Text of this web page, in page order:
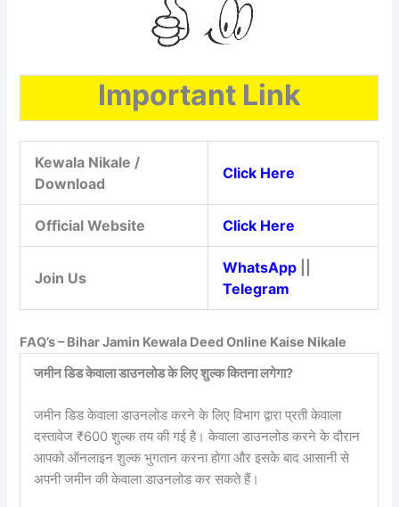
Important Link
Kewala Nikale /
Download
Click Here
Official Website Click Here
Join Us
WhatsApp
Telegram
FAQ’s – Bihar Jamin Kewala Deed Online Kaise Nikale
जमीन डिड केवाला डाउनलोड के लिए शुल्क कितना लगेगा?
जमीन डिड केवाला डाउनलोड करने के लिए विभाग द्वारा प्रती केवाला
दस्तावेज ₹600 शुल्क तय की गई है। केवाला डाउनलोड करने के दौरान
आपको ऑनलाइन शुल्क भुगतान करना होगा और इसके बाद आसानी से
अपनी जमीन की केवाला डाउनलोड कर सकते हैं।